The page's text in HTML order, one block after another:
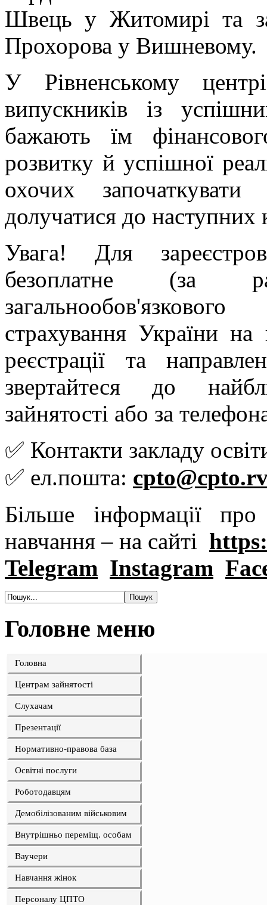
Швець у Житомирі та
Прохорова у Вишневому.
У Рівненському
випускників із
бажають їм
розвитку й успішної
охочих
долучатися до наступних
Увага! Для
безоплатне (за
страхування України на
реєстрації та
звертайтеся до
зайнятості aбо за
✅ Контакти закладу
✅ ел.пошта:
Більше інформації
навчання – на сайті
Telegram Instagram
Головне меню
Головна
Центрам зайнятості
Слухачам
Презентації
Нормативно-правова база
Освітні послуги
Роботодавцям
Демобілізованим військовим
Внутрішньо переміщ. особам
Ваучери
Навчання жінок
Персоналу ЦПТО